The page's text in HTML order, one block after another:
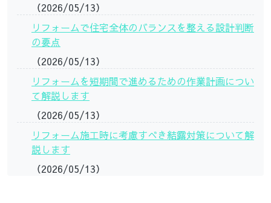
（2026/05/13）
リフォームで住宅全体のバランスを整える設計判断
の要点
（2026/05/13）
リフォームを短期間で進めるための作業計画につい
て解説します
（2026/05/13）
リフォーム施工時に考慮すべき結露対策について解
説します
（2026/05/13）